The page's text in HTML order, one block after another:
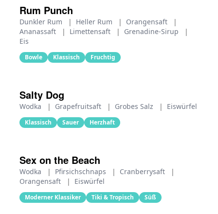
Rum Punch
Dunkler Rum | Heller Rum | Orangensaft
|
Ananassaft
| Limettensaft | Grenadine-Sirup
|
Eis
Bowle Klassisch Fruchtig
Salty Dog
Wodka | Grapefruitsaft | Grobes Salz | Eiswürfel
Klassisch Sauer Herzhaft
Sex on the Beach
Wodka | Pfirsichschnaps | Cranberrysaft
|
Orangensaft
| Eiswürfel
Moderner Klassiker Tiki & Tropisch Süß